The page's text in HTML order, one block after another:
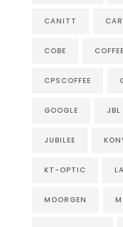
CANITT
COBE COFFEE
CPSCOFFEE
GOOGLE JBL
JUBILEE
KT-OPTIC
MOORGEN